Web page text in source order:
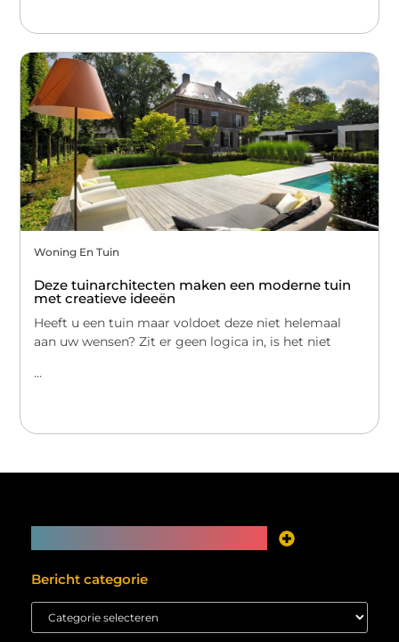
Woning En Tuin
Deze tuinarchitecten maken een moderne tuin
met creatieve ideeën
Heeft u een tuin maar voldoet deze niet helemaal
aan uw wensen? Zit er geen logica in, is het niet
...
Bericht categorie